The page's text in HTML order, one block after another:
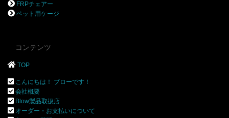
FRPチェアー
ペット用ケージ
コンテンツ
TOP
こんにちは！ ブローです！
会社概要
Blow製品取扱店
オーダー・お支払いについて